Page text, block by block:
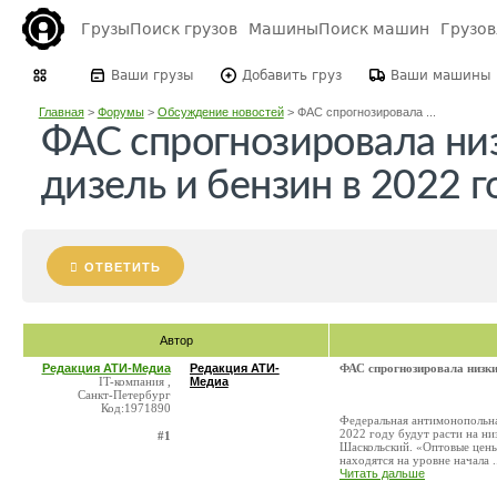
ГрузыПоиск грузов МашиныПоиск машин
Ваши грузы Добавить груз Ваши машины
Главная> Форумы> Обсуждение новостей> ФАС спрогнозировала ...
ФАС спрогнозировала
дизель и бензин в 2022
ОТВЕТИТЬ
Автор
Редакция АТИ-Медиа
IT-компания ,
Санкт-Петербург
Код:1971890
#1
Редакция АТИ-
Медиа
ФАС спрогнозировала
Федеральная
2022 году будут расти на
Шаскольский. «Оптовые
находятся на уровне начала
Читать дальше